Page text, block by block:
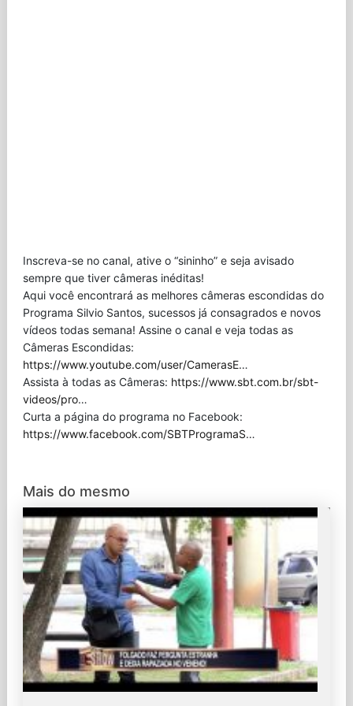
Inscreva-se no canal, ative o “sininho” e seja avisado
sempre que tiver câmeras inéditas!
Aqui você encontrará as melhores câmeras escondidas do
Programa Silvio Santos, sucessos já consagrados e novos
vídeos todas semana! Assine o canal e veja todas as
Câmeras Escondidas:
https://www.youtube.com/user/CamerasE…
Assista à todas as Câmeras: https://www.sbt.com.br/sbt-
videos/pro…
Curta a página do programa no Facebook:
https://www.facebook.com/SBTProgramaS…
Mais do mesmo